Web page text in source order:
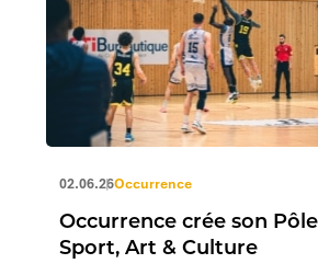
02.06.26Occurrence
Occurrence crée son Pôle
Sport, Art & Culture